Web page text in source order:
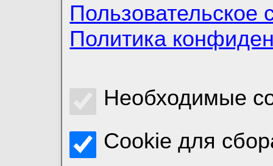
Пользовательское
Политика
Необходимые
Cookie для